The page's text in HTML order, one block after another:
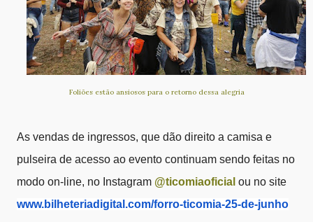
Foliões estão ansiosos para o retorno dessa alegria
As vendas de ingressos, que dão direito a camisa e
pulseira de acesso ao evento continuam sendo feitas no
modo on-line, no Instagram @ticomiaoficial ou no site
www.bilheteriadigital.com/forro-ticomia-25-de-junho